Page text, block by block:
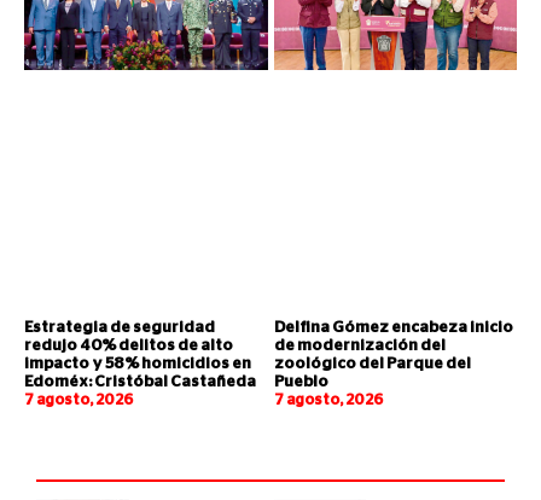
Estrategia de seguridad
redujo 40% delitos de alto
impacto y 58% homicidios en
Edoméx: Cristóbal Castañeda
7 agosto, 2026
Delfina Gómez encabeza inicio
de modernización del
zoológico del Parque del
Pueblo
7 agosto, 2026